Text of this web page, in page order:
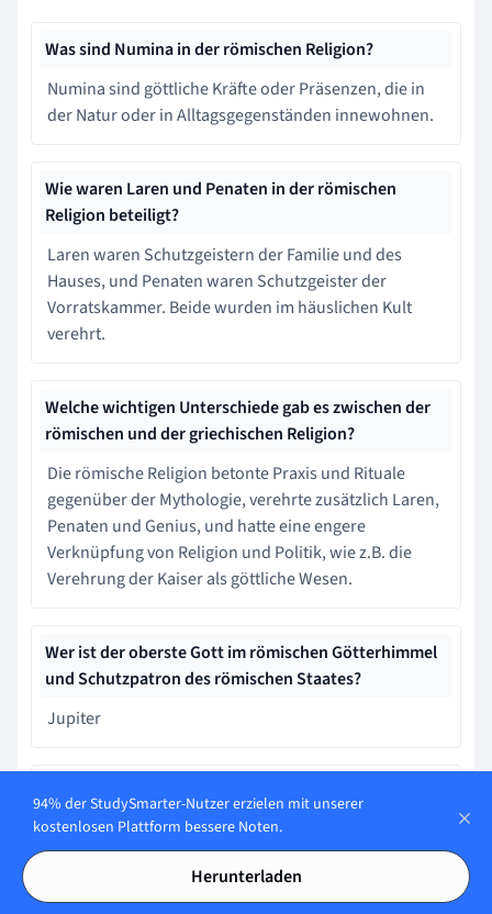
Was sind Numina in der römischen Religion?
Numina sind göttliche Kräfte oder Präsenzen, die in
der Natur oder in Alltagsgegenständen innewohnen.
Wie waren Laren und Penaten in der römischen
Religion beteiligt?
Laren waren Schutzgeistern der Familie und des
Hauses, und Penaten waren Schutzgeister der
Vorratskammer. Beide wurden im häuslichen Kult
verehrt.
Welche wichtigen Unterschiede gab es zwischen der
römischen und der griechischen Religion?
Die römische Religion betonte Praxis und Rituale
gegenüber der Mythologie, verehrte zusätzlich Laren,
Penaten und Genius, und hatte eine engere
Verknüpfung von Religion und Politik, wie z.B. die
Verehrung der Kaiser als göttliche Wesen.
Wer ist der oberste Gott im römischen Götterhimmel
und Schutzpatron des römischen Staates?
Jupiter
Welche Rolle spielten Votive in der römischen
Religion?
Votive waren Weihegaben, die in Tempeln oder
Heiligtümern dargebracht wurden, oft aus
94% der StudySmarter-Nutzer erzielen mit unserer
kostenlosen Plattform bessere Noten.
Herunterladen